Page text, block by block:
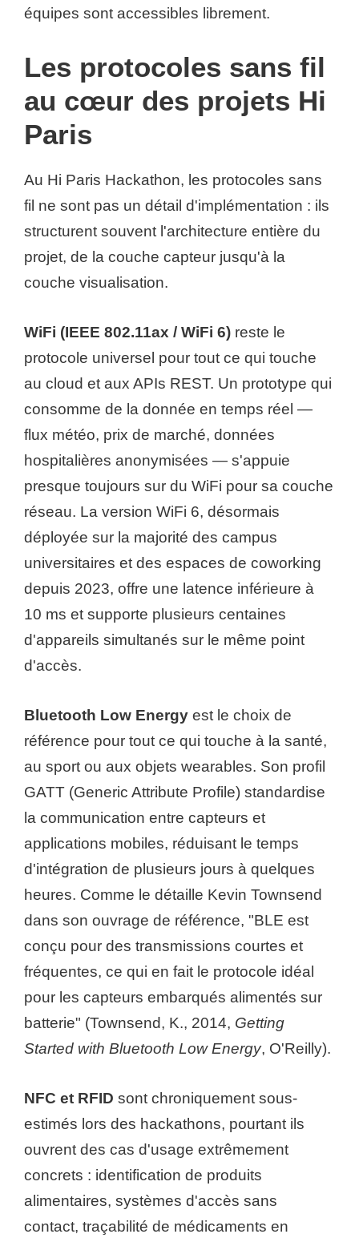
équipes sont accessibles librement.
Les protocoles sans fil
au cœur des projets Hi
Paris
Au Hi Paris Hackathon, les protocoles sans
fil ne sont pas un détail d'implémentation : ils
structurent souvent l'architecture entière du
projet, de la couche capteur jusqu'à la
couche visualisation.
WiFi (IEEE 802.11ax / WiFi 6) reste le
protocole universel pour tout ce qui touche
au cloud et aux APIs REST. Un prototype qui
consomme de la donnée en temps réel —
flux météo, prix de marché, données
hospitalières anonymisées — s'appuie
presque toujours sur du WiFi pour sa couche
réseau. La version WiFi 6, désormais
déployée sur la majorité des campus
universitaires et des espaces de coworking
depuis 2023, offre une latence inférieure à
10 ms et supporte plusieurs centaines
d'appareils simultanés sur le même point
d'accès.
Bluetooth Low Energy est le choix de
référence pour tout ce qui touche à la santé,
au sport ou aux objets wearables. Son profil
GATT (Generic Attribute Profile) standardise
la communication entre capteurs et
applications mobiles, réduisant le temps
d'intégration de plusieurs jours à quelques
heures. Comme le détaille Kevin Townsend
dans son ouvrage de référence, "BLE est
conçu pour des transmissions courtes et
fréquentes, ce qui en fait le protocole idéal
pour les capteurs embarqués alimentés sur
batterie" (Townsend, K., 2014, Getting
Started with Bluetooth Low Energy, O'Reilly).
NFC et RFID sont chroniquement sous-
estimés lors des hackathons, pourtant ils
ouvrent des cas d'usage extrêmement
concrets : identification de produits
alimentaires, systèmes d'accès sans
contact, traçabilité de médicaments en